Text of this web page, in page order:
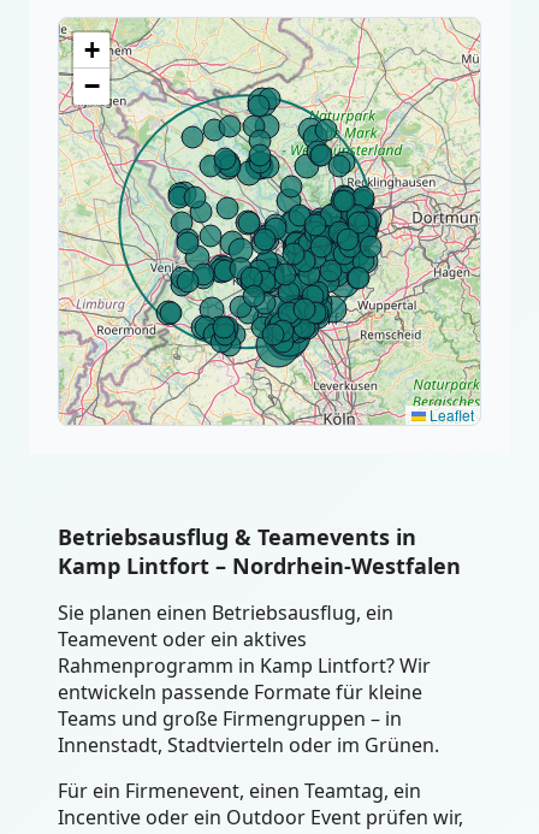
+
−
Leaflet
Betriebsausflug & Teamevents in
Kamp Lintfort – Nordrhein-Westfalen
Sie planen einen Betriebsausflug, ein
Teamevent oder ein aktives
Rahmenprogramm in Kamp Lintfort? Wir
entwickeln passende Formate für kleine
Teams und große Firmengruppen – in
Innenstadt, Stadtvierteln oder im Grünen.
Für ein Firmenevent, einen Teamtag, ein
Incentive oder ein Outdoor Event prüfen wir,